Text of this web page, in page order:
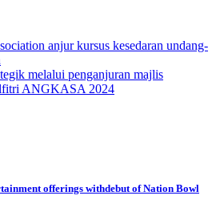
anjur kursus kesedaran undang-
melalui penganjuran majlis
ANGKASA 2024
offerings withdebut of Nation Bowl